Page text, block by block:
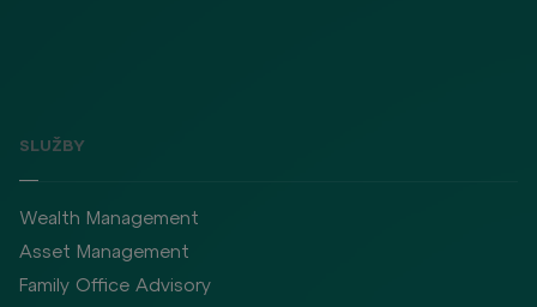
SLUŽBY
Wealth Management
Asset Management
Family Office Advisory